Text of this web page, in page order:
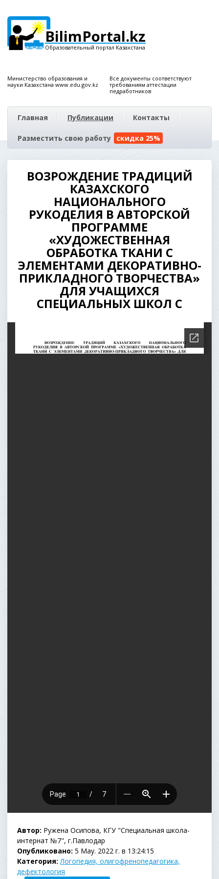
BilimPortal.kz
Образовательный портал Казахстана
Министерство образования и
науки Казахстана www.edu.gov.kz
Все документы соответствуют
требованиям аттестации
педработников
Главная Публикации Контакты
Разместить свою работу скидка 25%
ВОЗРОЖДЕНИЕ ТРАДИЦИЙ
КАЗАХСКОГО
НАЦИОНАЛЬНОГО
РУКОДЕЛИЯ В АВТОРСКОЙ
ПРОГРАММЕ
«ХУДОЖЕСТВЕННАЯ
ОБРАБОТКА ТКАНИ С
ЭЛЕМЕНТАМИ ДЕКОРАТИВНО-
ПРИКЛАДНОГО ТВОРЧЕСТВА»
ДЛЯ УЧАЩИХСЯ
СПЕЦИАЛЬНЫХ ШКОЛ С
Автор: Ружена Осипова, КГУ "Специальная школа-
интернат №7", г.Павлодар
Опубликовано: 5 May. 2022 г. в 13:24:15
Категория: Логопедия, олигофренопедагогика,
дефектология